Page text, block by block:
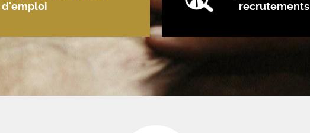
d'emploi
recrutements